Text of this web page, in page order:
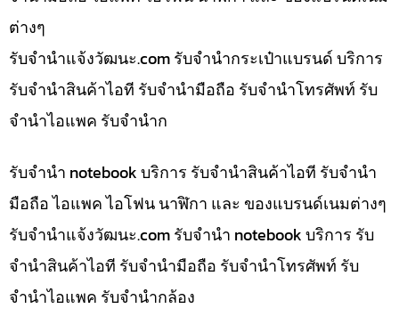
ต่างๆ
รับจํานําแจ้งวัฒนะ.com รับจำนำกระเป๋าแบรนด์ บริการ
รับจำนำสินค้าไอที รับจำนำมือถือ รับจำนำโทรศัพท์ รับ
จำนำไอแพค รับจำนำก
รับจำนำ notebook บริการ รับจำนำสินค้าไอที รับจำนำ
มือถือ ไอแพค ไอโฟน นาฬิกา และ ของแบรนด์เนมต่างๆ
รับจํานําแจ้งวัฒนะ.com รับจำนำ notebook บริการ รับ
จำนำสินค้าไอที รับจำนำมือถือ รับจำนำโทรศัพท์ รับ
จำนำไอแพค รับจำนำกล้อง